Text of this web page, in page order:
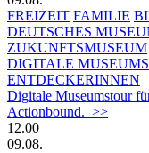
FREIZEIT FAMILIE
DEUTSCHES
ZUKUNFTSMUSEUM
DIGITALE
ENTDECKERINNEN
Digitale Museumstour
Actionbound. >>
12.00
09.08.